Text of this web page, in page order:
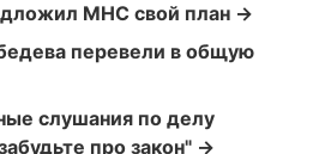
МНС свой план →
перевели в общую
слушания по делу
про закон" →